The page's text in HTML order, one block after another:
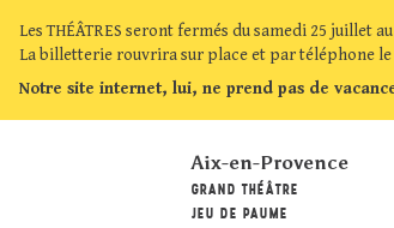
Les THÉÂTRES seront fermés du samedi 25 juillet
La billetterie rouvrira sur place et par téléphone le
Notre site internet, lui, ne prend pas de
Aix-en-Provence
GRAND THÉÂTRE
JEU DE PAUME